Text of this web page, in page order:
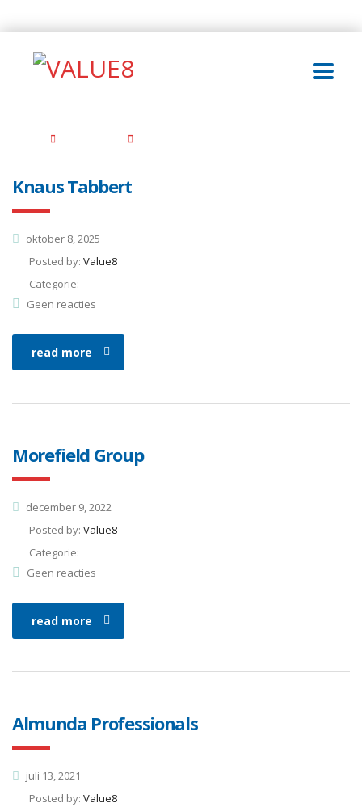
Knaus Tabbert
oktober 8, 2025
Posted by: Value8
Categorie:
Geen reacties
read more
Morefield Group
december 9, 2022
Posted by: Value8
Categorie:
Geen reacties
read more
Almunda Professionals
juli 13, 2021
Posted by: Value8